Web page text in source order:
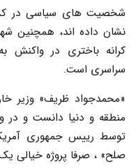
شخصیت های سیاسی در
نشان داده اند، همچنین
کرانه باختری در واکنش
سراسری است.
«محمدجواد ظریف» وزیر
منطقه و دنیا دانست و در
توسط رییس جمهوری
صلح» ، صرفا پروژه خیالی